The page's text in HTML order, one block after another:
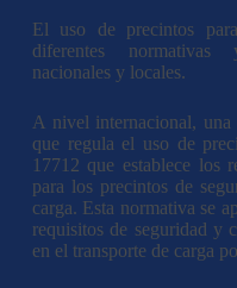
El uso de precintos
diferentes normativas
nacionales y locales.
A nivel internacional, una
que regula el uso de
17712 que establece los
para los precintos de
carga. Esta normativa se
requisitos de seguridad y
en el transporte de carga